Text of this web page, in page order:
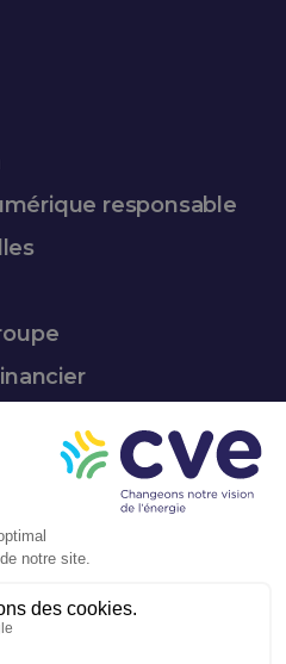
responsable